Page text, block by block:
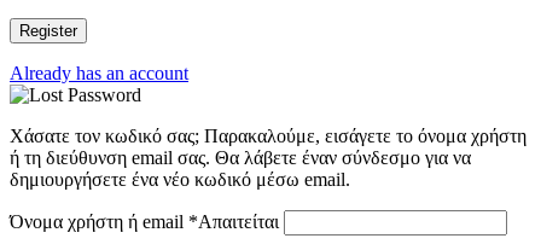
Register
Already has an account
Χάσατε τον κωδικό σας; Παρακαλούμε, εισάγετε το όνομα χρήστη
ή τη διεύθυνση email σας. Θα λάβετε έναν σύνδεσμο για να
δημιουργήσετε ένα νέο κωδικό μέσω email.
Όνομα χρήστη ή email *Απαιτείται